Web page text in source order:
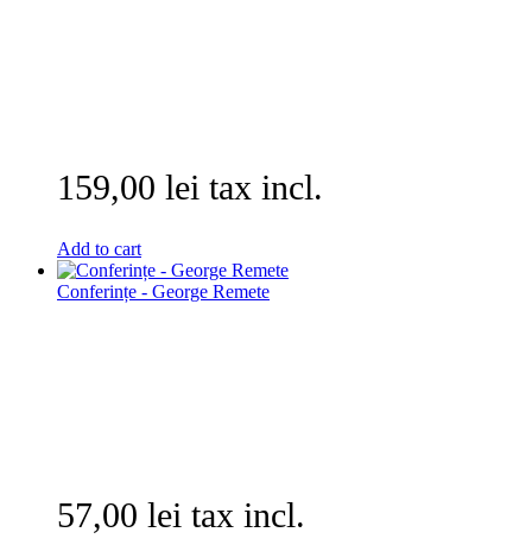
159,00 lei tax incl.
Add to cart
Conferințe - George Remete
57,00 lei tax incl.